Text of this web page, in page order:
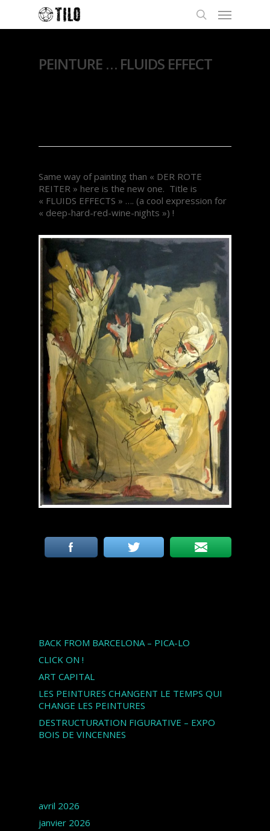
PEINTURE … FLUIDS EFFECT
Same way of painting than « DER ROTE
REITER » here is the new one. Title is
« FLUIDS EFFECTS » …. (a cool expression for
« deep-hard-red-wine-nights ») !
BACK FROM BARCELONA – PICA-LO
CLICK ON !
ART CAPITAL
LES PEINTURES CHANGENT LE TEMPS QUI
CHANGE LES PEINTURES
DESTRUCTURATION FIGURATIVE – EXPO
BOIS DE VINCENNES
avril 2026
janvier 2026